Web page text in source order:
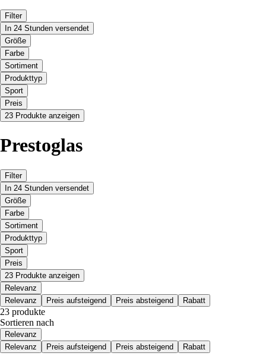
Filter
In 24 Stunden versendet
Größe
Farbe
Sortiment
Produkttyp
Sport
Preis
23 Produkte anzeigen
Prestoglas
Filter
In 24 Stunden versendet
Größe
Farbe
Sortiment
Produkttyp
Sport
Preis
23 Produkte anzeigen
Relevanz
Relevanz
Preis aufsteigend Preis absteigend Rabatt
23 produkte
Sortieren nach
Relevanz
Relevanz
Preis aufsteigend Preis absteigend Rabatt